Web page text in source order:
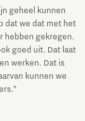
geheel kunnen
dat we dat met het
hebben gekregen.
goed uit. Dat laat
werken. Dat is
kunnen we